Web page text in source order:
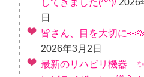
してきました(^^)/ 2026
日
皆さん、目を大切に
2026年3月2日
最新のリハビリ機器